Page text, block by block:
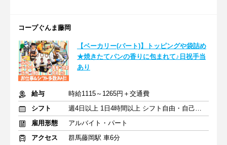
コープぐんま藤岡
【ベーカリー(パート)】トッピングや袋詰め
★焼きたてパンの香りに包まれて♪日祝手当
あり
給与
時給1115～1265円＋交通費
シフト
週4日以上 1日4時間以上 シフト自由・自己申告
雇用形態
アルバイト・パート
アクセス
群馬藤岡駅 車6分